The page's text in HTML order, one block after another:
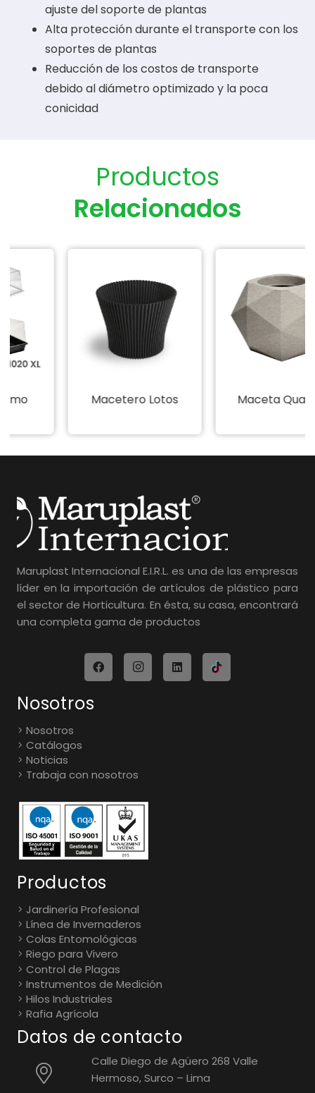
ajuste del soporte de plantas
Alta protección durante el transporte con los
soportes de plantas
Reducción de los costos de transporte
debido al diámetro optimizado y la poca
conicidad
Productos
Relacionados
Macetero Lotos Maceta
Maruplast Internacional E.I.R.L. es una de las empresas
líder en la importación de artículos de plástico para
el sector de Horticultura. En ésta, su casa, encontrará
una completa gama de productos
Nosotros
Nosotros
Catálogos
Noticias
Trabaja con nosotros
Productos
Jardinería Profesional
Línea de Invernaderos
Colas Entomológicas
Riego para Vivero
Control de Plagas
Instrumentos de Medición
Hilos Industriales
Rafia Agrícola
Datos de contacto
Calle Diego de Agüero 268 Valle
Hermoso, Surco – Lima